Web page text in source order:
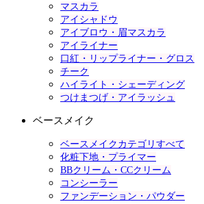
マスカラ
アイシャドウ
アイブロウ・眉マスカラ
アイライナー
口紅・リップライナー・グロス
チーク
ハイライト・シェーディング
つけまつげ・アイラッシュ
ベースメイク
ベースメイクカテゴリすべて
化粧下地・プライマー
BBクリーム・CCクリーム
コンシーラー
ファンデーション・パウダー